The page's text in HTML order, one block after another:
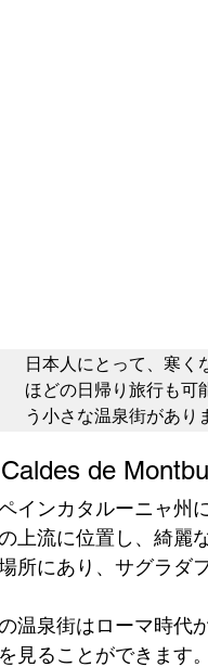
日本人にとって、寒く
ほどの日帰り旅行も可
う小さな温泉街があり
Caldes de
インカタルーニャ州
上流に位置し、綺麗
所にあり、サグラダ
温泉街はローマ時代
見ることができます